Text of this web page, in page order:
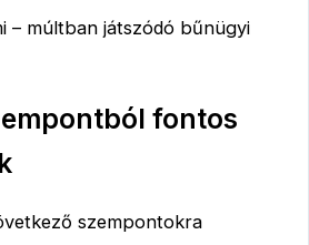
– múltban játszódó bűnügyi
fontos
szempontokra